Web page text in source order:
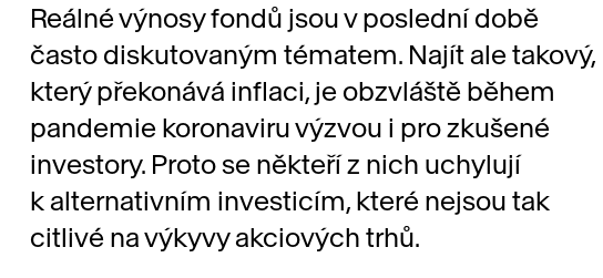
Reálné výnosy fondů jsou v poslední době
často diskutovaným tématem. Najít ale takový,
který překonává inflaci, je obzvláště během
pandemie koronaviru výzvou i pro zkušené
investory. Proto se někteří z nich uchylují
k alternativním investicím, které nejsou tak
citlivé na výkyvy akciových trhů.